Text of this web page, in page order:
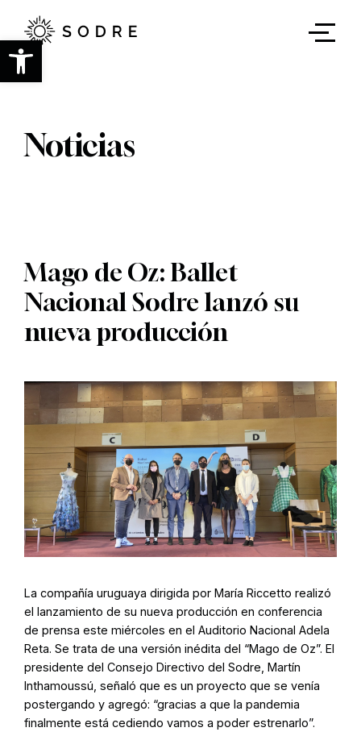
Abrir barra de herramientas
contenido
principal
Noticias
Mago de Oz: Ballet
Nacional Sodre lanzó su
nueva producción
La compañía uruguaya dirigida por María Riccetto realizó
el lanzamiento de su nueva producción en conferencia
de prensa este miércoles en el Auditorio Nacional Adela
Reta. Se trata de una versión inédita del “Mago de Oz”. El
presidente del Consejo Directivo del Sodre, Martín
Inthamoussú, señaló que es un proyecto que se venía
postergando y agregó: “gracias a que la pandemia
finalmente está cediendo vamos a poder estrenarlo”.